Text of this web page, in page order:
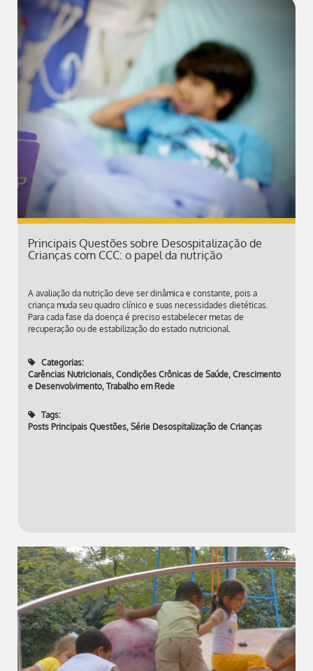
Principais Questões sobre Desospitalização de
Crianças com CCC: o papel da nutrição
A avaliação da nutrição deve ser dinâmica e constante, pois a
criança muda seu quadro clínico e suas necessidades dietéticas.
Para cada fase da doença é preciso estabelecer metas de
recuperação ou de estabilização do estado nutricional.
Categorias:
Carências Nutricionais, Condições Crônicas de Saúde, Crescimento
e Desenvolvimento, Trabalho em Rede
Tags:
Posts Principais Questões, Série Desospitalização de Crianças